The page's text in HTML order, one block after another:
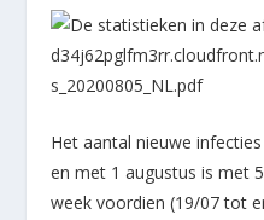
Het aantal nieuwe
en met 1 augustus is met
week voordien (19/07 tot